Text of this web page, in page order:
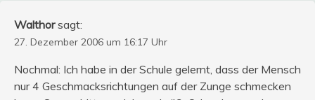
Walthor sagt:
27. Dezember 2006 um 16:17 Uhr
Nochmal: Ich habe in der Schule gelernt, dass der Mensch
nur 4 Geschmacksrichtungen auf der Zunge schmecken